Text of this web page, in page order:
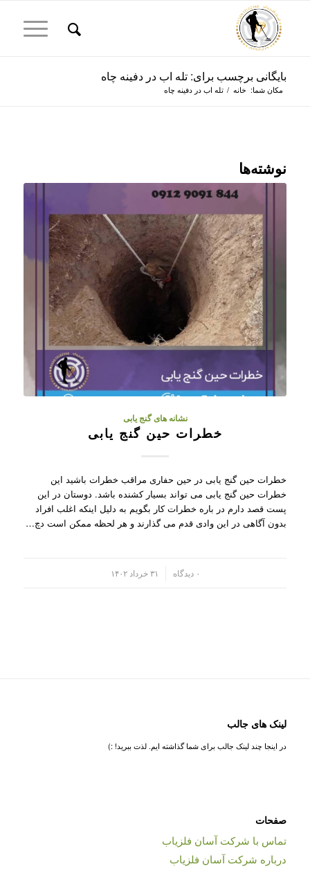
بایگانی برچسب برای: تله اب در دفینه چاه
مکان شما: خانه / تله اب در دفینه چاه
نوشته‌ها
نشانه های گنج یابی
خطرات حین گنج یابی
خطرات حین گنج یابی در حین حفاری مراقب خطرات باشید این
خطرات حین گنج یابی می تواند بسیار کشنده باشد. دوستان در این
پست قصد دارم در باره خطرات کار بگویم به دلیل اینکه اغلب افراد
بدون آگاهی در این وادی قدم می گذارند و هر لحظه ممکن است دچ…
۰ دیدگاه ۳۱ خرداد ۱۴۰۲
لینک های جالب
در اینجا چند لینک جالب برای شما گذاشته ایم. لذت ببرید! :)
صفحات
تماس با شرکت آسان فلزیاب
درباره شرکت آسان فلزیاب